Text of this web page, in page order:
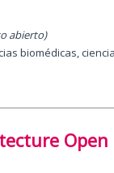
abierto)
biomédicas,